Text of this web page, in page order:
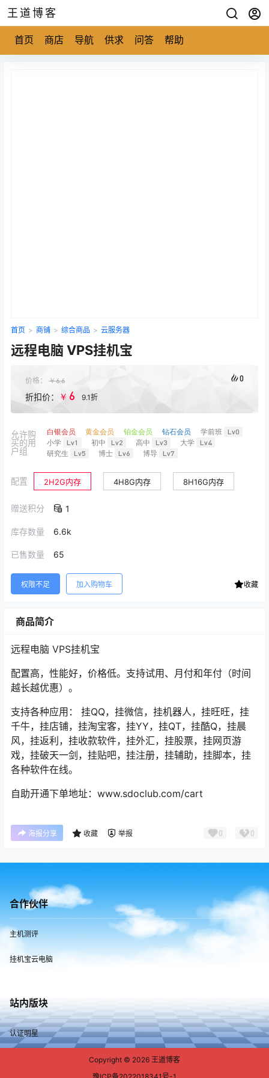
王道博客
首页 商店 导航 供求 问答 帮助
首页 > 商铺 > 综合商品 > 云服务器
远程电脑 VPS挂机宝
价格： ￥6.6
折扣价： ￥ 6 9.1折
0
允许购
买的用
户组
白银会员 黄金会员 铂金会员 钻石会员 学前班
Lv0
小学
Lv1 初中 Lv2 高中 Lv3 大学
Lv4
研究生
Lv5 博士 Lv6 博导 Lv7
配置 2H2G内存 4H8G内存 8H16G内存
赠送积分 1
库存数量 6.6k
已售数量 65
权限不足 加入购物车 收藏
商品简介
远程电脑 VPS挂机宝
配置高，性能好，价格低。支持试用、月付和年付（时间
越长越优惠）。
支持各种应用： 挂QQ，挂微信，挂机器人，挂旺旺，挂
千牛，挂店铺，挂淘宝客，挂YY，挂QT，挂酷Q，挂晨
风，挂返利，挂收款软件，挂外汇，挂股票，挂网页游
戏，挂破天一剑，挂贴吧，挂注册，挂辅助，挂脚本，挂
各种软件在线。
自助开通下单地址：www.sdoclub.com/cart
海报分享 收藏 举报 0 0
合作伙伴
主机测评
挂机宝云电脑
站内版块
认证明星
Copyright © 2026 王道博客